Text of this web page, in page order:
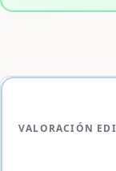
VALORACIÓN